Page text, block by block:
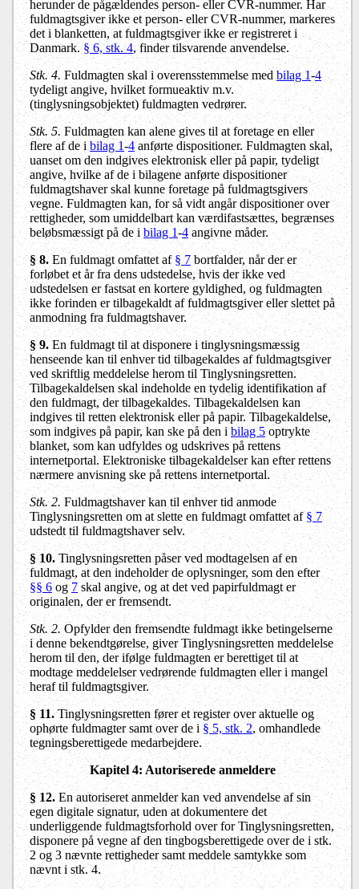
herunder de pågældendes person- eller CVR-nummer. Har
fuldmagtsgiver ikke et person- eller CVR-nummer, markeres
det i blanketten, at fuldmagtsgiver ikke er registreret i
Danmark. § 6, stk. 4, finder tilsvarende anvendelse.
Stk. 4. Fuldmagten skal i overensstemmelse med bilag 1-4
tydeligt angive, hvilket formueaktiv m.v.
(tinglysningsobjektet) fuldmagten vedrører.
Stk. 5. Fuldmagten kan alene gives til at foretage en eller
flere af de i bilag 1-4anførte dispositioner. Fuldmagten skal,
uanset om den indgives elektronisk eller på papir, tydeligt
angive, hvilke af de i bilagene anførte dispositioner
fuldmagtshaver skal kunne foretage på fuldmagtsgivers
vegne. Fuldmagten kan, for så vidt angår dispositioner over
rettigheder, som umiddelbart kan værdifastsættes, begrænses
beløbsmæssigt på de i bilag 1-4 angivne måder.
§ 8.En fuldmagt omfattet af§ 7 bortfalder, når der er
forløbet et år fra dens udstedelse, hvis der ikke ved
udstedelsen er fastsat en kortere gyldighed, og fuldmagten
ikke forinden er tilbagekaldt af fuldmagtsgiver eller slettet på
anmodning fra fuldmagtshaver.
§ 9. En fuldmagt til at disponere i tinglysningsmæssig
henseende kan til enhver tid tilbagekaldes af fuldmagtsgiver
ved skriftlig meddelelse herom til Tinglysningsretten.
Tilbagekaldelsen skal indeholde en tydelig identifikation af
den fuldmagt, der tilbagekaldes. Tilbagekaldelsen kan
indgives til retten elektronisk eller på papir. Tilbagekaldelse,
som indgives på papir, kan ske på den ibilag 5optrykte
blanket, som kan udfyldes og udskrives på rettens
internetportal. Elektroniske tilbagekaldelser kan efter rettens
nærmere anvisning ske på rettens internetportal.
Stk. 2. Fuldmagtshaver kan til enhver tid anmode
Tinglysningsretten om at slette en fuldmagt omfattet af§ 7
udstedt til fuldmagtshaver selv.
§ 10. Tinglysningsretten påser ved modtagelsen af en
fuldmagt, at den indeholder de oplysninger, som den efter
§§ 6og 7skal angive, og at det ved papirfuldmagt er
originalen, der er fremsendt.
Stk. 2.Opfylder den fremsendte fuldmagt ikke betingelserne
i denne bekendtgørelse, giver Tinglysningsretten meddelelse
herom til den, der ifølge fuldmagten er berettiget til at
modtage meddelelser vedrørende fuldmagten eller i mangel
heraf til fuldmagtsgiver.
§ 11.Tinglysningsretten fører et register over aktuelle og
ophørte fuldmagter samt over de i § 5, stk. 2, omhandlede
tegningsberettigede medarbejdere.
Kapitel 4: Autoriserede anmeldere
§ 12. En autoriseret anmelder kan ved anvendelse af sin
egen digitale signatur, uden at dokumentere det
underliggende fuldmagtsforhold over for Tinglysningsretten,
disponere på vegne af den tingbogsberettigede over de i stk.
2 og 3 nævnte rettigheder samt meddele samtykke som
nævnt i stk. 4.